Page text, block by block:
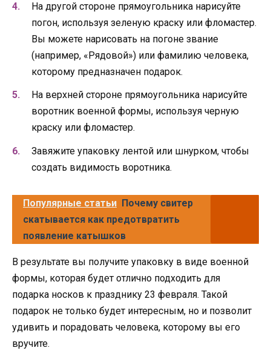
На другой стороне прямоугольника нарисуйте
погон, используя зеленую краску или фломастер.
Вы можете нарисовать на погоне звание
(например, «Рядовой») или фамилию человека,
которому предназначен подарок.
На верхней стороне прямоугольника нарисуйте
воротник военной формы, используя черную
краску или фломастер.
Завяжите упаковку лентой или шнурком, чтобы
создать видимость воротника.
Популярные статьи Почему свитер
скатывается как предотвратить
появление катышков
В результате вы получите упаковку в виде военной
формы, которая будет отлично подходить для
подарка носков к празднику 23 февраля. Такой
подарок не только будет интересным, но и позволит
удивить и порадовать человека, которому вы его
вручите.